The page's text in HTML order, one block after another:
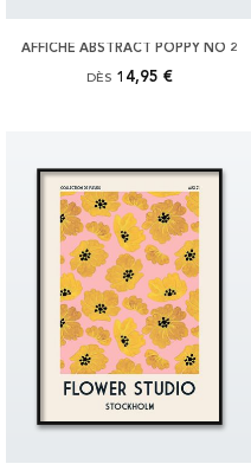
AFFICHE ABSTRACT POPPY NO 2
DÈS 14,95 €